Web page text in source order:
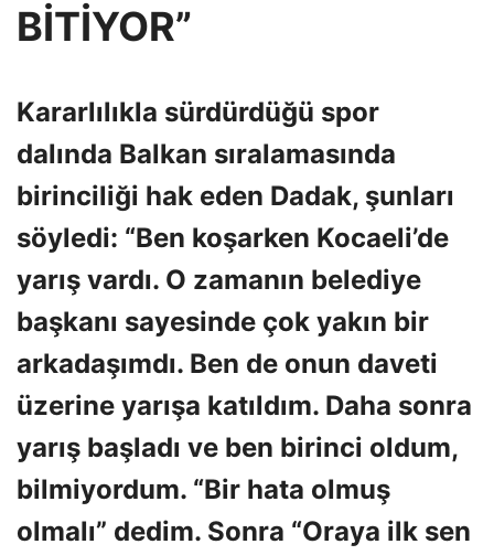
BİTİYOR”
Kararlılıkla sürdürdüğü spor
dalında Balkan sıralamasında
birinciliği hak eden Dadak, şunları
söyledi: “Ben koşarken Kocaeli’de
yarış vardı. O zamanın belediye
başkanı sayesinde çok yakın bir
arkadaşımdı. Ben de onun daveti
üzerine yarışa katıldım. Daha sonra
yarış başladı ve ben birinci oldum,
bilmiyordum. “Bir hata olmuş
olmalı” dedim. Sonra “Oraya ilk sen